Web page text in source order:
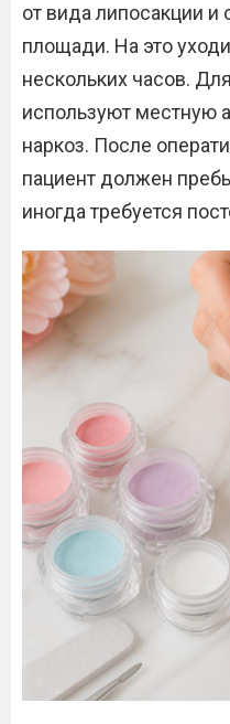
от вида липосакции и
площади. На это
нескольких часов.
используют местную
наркоз. После
пациент должен
иногда требуется